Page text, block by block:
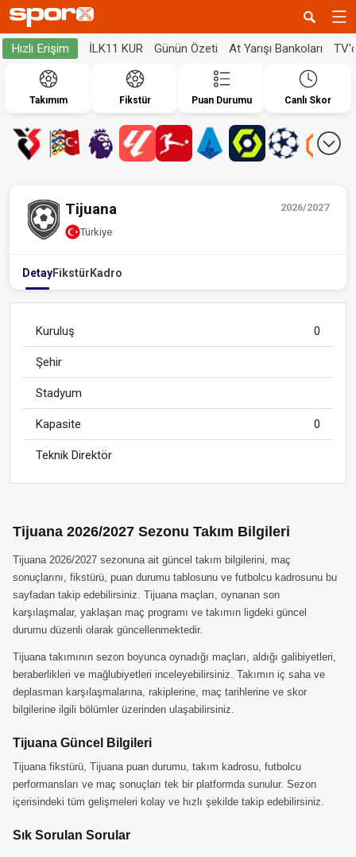
Hızlı Erişim İLK11 KUR Günün Özeti At Yarışı Bankoları
Takımım Fikstür Puan Durumu Canlı Skor
2026/2027
Tijuana
Türkiye
DetayFikstür Kadro
Kuruluş 0
Şehir
Stadyum
Kapasite 0
Teknik Direktör
Tijuana 2026/2027 Sezonu Takım Bilgileri
Tijuana 2026/2027 sezonuna ait güncel takım bilgilerini, maç
sonuçlarını, fikstürü, puan durumu tablosunu ve futbolcu kadrosunu bu
sayfadan takip edebilirsiniz. Tijuana maçları, oynanan son
karşılaşmalar, yaklaşan maç programı ve takımın ligdeki güncel
durumu düzenli olarak güncellenmektedir.
Tijuana takımının sezon boyunca oynadığı maçları, aldığı galibiyetleri,
beraberlikleri ve mağlubiyetleri inceleyebilirsiniz. Takımın iç saha ve
deplasman karşılaşmalarına, rakiplerine, maç tarihlerine ve skor
bilgilerine ilgili bölümler üzerinden ulaşabilirsiniz.
Tijuana Güncel Bilgileri
Tijuana fikstürü, Tijuana puan durumu, takım kadrosu, futbolcu
performansları ve maç sonuçları tek bir platformda sunulur. Sezon
içerisindeki tüm gelişmeleri kolay ve hızlı şekilde takip edebilirsiniz.
Sık Sorulan Sorular